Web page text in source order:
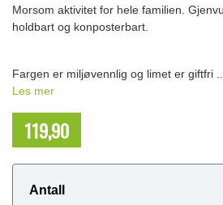
Morsom aktivitet for hele familien.
holdbart og konposterbart.
Fargen er miljøvennlig og limet er giftfri ...
Les mer
119,90
Antall